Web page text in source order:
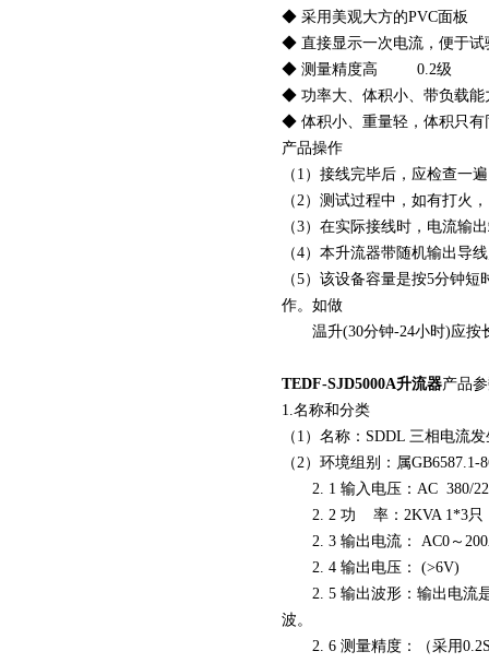
◆ 采用美观大方的PVC面板
◆ 直接显示一次电流，便于试
◆ 测量精度高 0.2级
◆ 功率大、体积小、带负载能
◆ 体积小、重量轻，体积只有
产品操作
（1）接线完毕后，应检查一
（2）测试过程中，如有打火
（3）在实际接线时，电流输
（4）本升流器带随机输出导
（5）该设备容量是按5分钟
作。如做
温升(30分钟-24小时)应按
TEDF-SJD5000A升流器产品
1.名称和分类
（1）名称：SDDL 三相电流
（2）环境组别：属
2. 1 输入电压：AC 380/
2. 2 功 率：2KVA 1*3只
2. 3 输出电流： AC0～
2. 4 输出电压： (>6V)
2. 5 输出波形：输出电流是
波。
2. 6 测量精度：（采用0.2S